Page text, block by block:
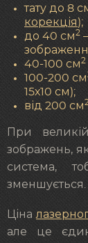
тату до 8
корекція);
до 40 см2
40-100 см2
100-200 см
15х10 см);
від 200 см
При
зображень,
система,
зменшується.
Ціна
але це